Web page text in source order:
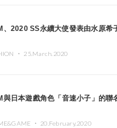
、2020 SS永續大使發表由水原希
・ 25.March.2020
與日本遊戲角色「音速小子」的聯
・ 20.February.2020